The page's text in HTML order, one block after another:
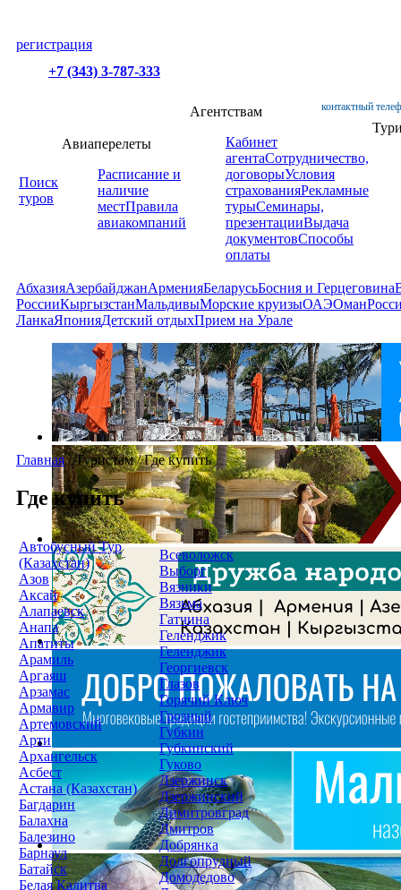
регистрация
+7 (343) 3-787-333
контактный
Поиск
туров
Авиаперелеты
Расписание и
наличие
местПравила
авиакомпаний
Агентствам
Кабинет
агентаСотрудничество,
договорыУсловия
страхованияРекламные
турыСеминары,
презентацииВыдача
документовСпособы
оплаты
АбхазияАзербайджанАрменияБеларусьБосния и Герцеговина
РоссииКыргызстанМальдивыМорские круизыОАЭОман
ЛанкаЯпонияДетский отдыхПрием на Урале
Главная /Туристам/Где купить
Где купить
Автобусный Тур
(Казахстан)
Азов
Аксай
Алапаевск
Анапа
Апатиты
Арамиль
Аргаяш
Арзамас
Армавир
Артемовский
Арти
Архангельск
Асбест
Астана (Казахстан)
Багдарин
Балахна
Балезино
Барнаул
Батайск
Белая Калитва
Всеволожск
Выборг
Вязники
Вязьма
Гатчина
Геленджик
Геленджик
Георгиевск
Глазов
Горячий Ключ
Грозный
Губкин
Губкинский
Гуково
Дзержинск
Дзержинский
Димитровград
Дмитров
Добрянка
Долгопрудный
Домодедово